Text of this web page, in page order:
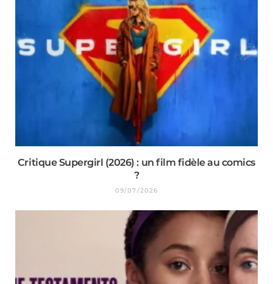
Critique Supergirl (2026) : un film fidèle au comics
?
09/07/2026